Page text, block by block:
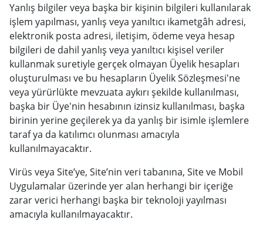
Yanlış bilgiler veya başka bir kişinin bilgileri kullanılarak
işlem yapılması, yanlış veya yanıltıcı ikametgâh adresi,
elektronik posta adresi, iletişim, ödeme veya hesap
bilgileri de dahil yanlış veya yanıltıcı kişisel veriler
kullanmak suretiyle gerçek olmayan Üyelik hesapları
oluşturulması ve bu hesapların Üyelik Sözleşmesi'ne
veya yürürlükte mevzuata aykırı şekilde kullanılması,
başka bir Üye'nin hesabının izinsiz kullanılması, başka
birinin yerine geçilerek ya da yanlış bir isimle işlemlere
taraf ya da katılımcı olunması amacıyla
kullanılmayacaktır.
Virüs veya Site’ye, Site’nin veri tabanına, Site ve Mobil
Uygulamalar üzerinde yer alan herhangi bir içeriğe
zarar verici herhangi başka bir teknoloji yayılması
amacıyla kullanılmayacaktır.